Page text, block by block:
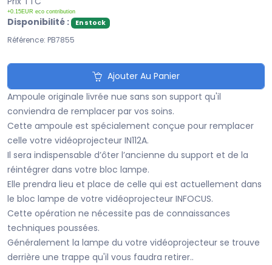
+0.15EUR eco contribution
Disponibilité : En stock
Référence: PB7855
Ajouter Au Panier
Ampoule originale livrée nue sans son support qu'il
conviendra de remplacer par vos soins.
Cette ampoule est spécialement conçue pour remplacer
celle votre vidéoprojecteur IN112A.
Il sera indispensable d’ôter l’ancienne du support et de la
réintégrer dans votre bloc lampe.
Elle prendra lieu et place de celle qui est actuellement dans
le bloc lampe de votre vidéoprojecteur INFOCUS.
Cette opération ne nécessite pas de connaissances
techniques poussées.
Généralement la lampe du votre vidéoprojecteur se trouve
derrière une trappe qu'il vous faudra retirer..